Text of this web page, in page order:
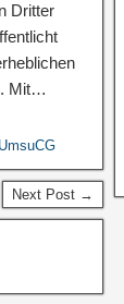
Dritter
Mit…
Next Post →